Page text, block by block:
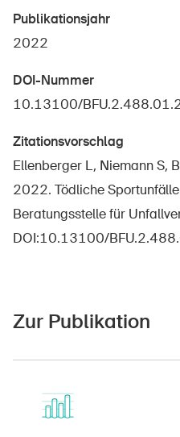
Kontakt & Beratung
Publikationsjahr
2022
DOI-Nummer
10.13100/
Zitationsvorschlag
Ellenberger L, Niemann S,
2022. Tödliche
Beratungsstelle für
DOI:10.13100/
Zur Publikation